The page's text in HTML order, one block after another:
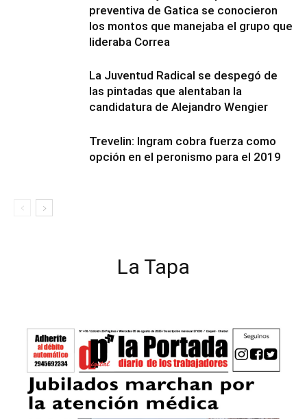
preventiva de Gatica se conocieron
los montos que manejaba el grupo que
lideraba Correa
La Juventud Radical se despegó de
las pintadas que alentaban la
candidatura de Alejandro Wengier
Trevelin: Ingram cobra fuerza como
opción en el peronismo para el 2019
La Tapa